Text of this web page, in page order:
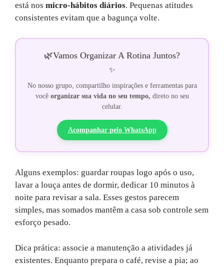
está nos micro-hábitos diários. Pequenas atitudes
consistentes evitam que a bagunça volte.
🌿Vamos Organizar A Rotina Juntos?
✨
No nosso grupo, compartilho inspirações e ferramentas para
você organizar sua vida no seu tempo, direto no seu
celular.
Acompanhar pelo WhatsApp
Alguns exemplos: guardar roupas logo após o uso,
lavar a louça antes de dormir, dedicar 10 minutos à
noite para revisar a sala. Esses gestos parecem
simples, mas somados mantêm a casa sob controle sem
esforço pesado.
Dica prática: associe a manutenção a atividades já
existentes. Enquanto prepara o café, revise a pia; ao